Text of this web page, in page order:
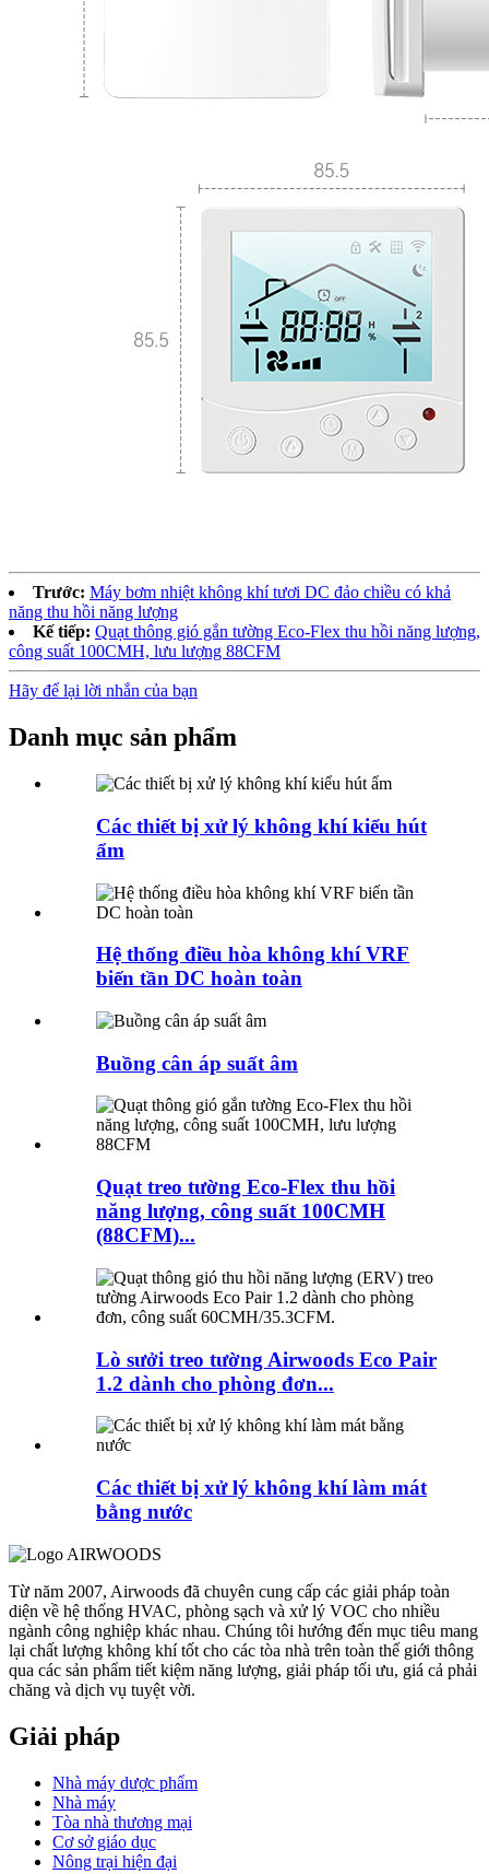
Trước: Máy bơm nhiệt không khí tươi DC đảo chiều có khả
năng thu hồi năng lượng
Kế tiếp: Quạt thông gió gắn tường Eco-Flex thu hồi năng lượng,
công suất 100CMH, lưu lượng 88CFM
Hãy để lại lời nhắn của bạn
Danh mục sản phẩm
Các thiết bị xử lý không khí kiểu hút
ẩm
Hệ thống điều hòa không khí VRF
biến tần DC hoàn toàn
Buồng cân áp suất âm
Quạt treo tường Eco-Flex thu hồi
năng lượng, công suất 100CMH
(88CFM)...
Lò sưởi treo tường Airwoods Eco Pair
1.2 dành cho phòng đơn...
Các thiết bị xử lý không khí làm mát
bằng nước
Từ năm 2007, Airwoods đã chuyên cung cấp các giải pháp toàn
diện về hệ thống HVAC, phòng sạch và xử lý VOC cho nhiều
ngành công nghiệp khác nhau. Chúng tôi hướng đến mục tiêu mang
lại chất lượng không khí tốt cho các tòa nhà trên toàn thế giới thông
qua các sản phẩm tiết kiệm năng lượng, giải pháp tối ưu, giá cả phải
chăng và dịch vụ tuyệt vời.
Giải pháp
Nhà máy dược phẩm
Nhà máy
Tòa nhà thương mại
Cơ sở giáo dục
Nông trại hiện đại